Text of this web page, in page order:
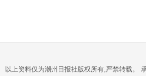
以上资料仅为潮州日报社版权所有,严禁转载。